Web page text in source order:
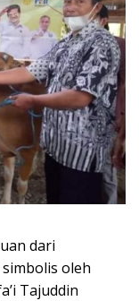
dari
oleh
Tajuddin